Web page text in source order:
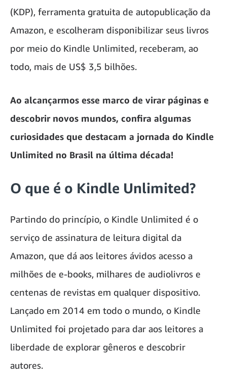
(KDP), ferramenta gratuita de autopublicação da
Amazon, e escolheram disponibilizar seus livros
por meio do Kindle Unlimited, receberam, ao
todo, mais de US$ 3,5 bilhões.
Ao alcançarmos esse marco de virar páginas e
descobrir novos mundos, confira algumas
curiosidades que destacam a jornada do Kindle
Unlimited no Brasil na última década!
O que é o Kindle Unlimited?
Partindo do princípio, o Kindle Unlimited é o
serviço de assinatura de leitura digital da
Amazon, que dá aos leitores ávidos acesso a
milhões de e-books, milhares de audiolivros e
centenas de revistas em qualquer dispositivo.
Lançado em 2014 em todo o mundo, o Kindle
Unlimited foi projetado para dar aos leitores a
liberdade de explorar gêneros e descobrir
autores.